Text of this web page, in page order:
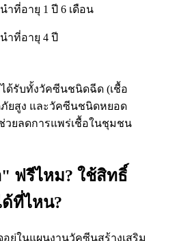
ำที่อายุ 1 ปี 6 เดือน
ำที่อายุ 4 ปี
ด้รับทั้งวัคซีนชนิดฉีด (เชื้อ
ยสูง และวัคซีนชนิดหยอด
วยลดการแพร่เชื้อในชุมชน
ฟรีไหม? ใช้สิทธิ์
ที่ไหน?
ยู่ในแผนงานวัคซีนสร้างเสริม